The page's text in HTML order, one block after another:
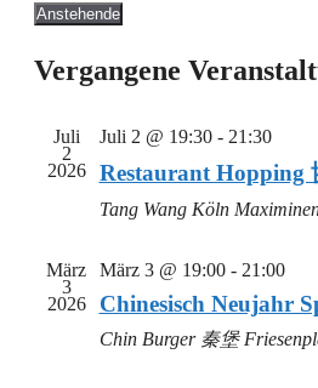
Anstehende
wählen.
Vergangene
Juli
2
2026
Juli 2 @ 19:30- 21:30
Restaurant Hopping
Tang Wang Köln
März
3
2026
März 3 @ 19:00- 21:00
Chinesisch Neujahr
Chin Burger 秦堡